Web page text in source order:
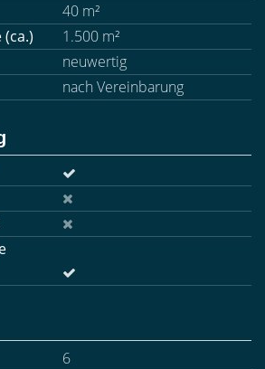
40 m²
1.500 m²
neuwertig
nach Vereinbarung
6